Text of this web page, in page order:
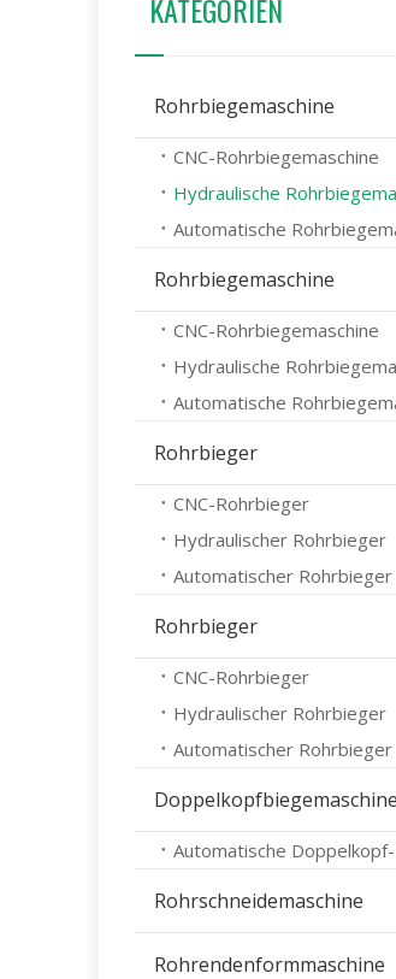
KATEGORIEN
Rohrbiegemaschine
CNC-Rohrbiegemaschine
Hydraulische
Automatische
Rohrbiegemaschine
CNC-Rohrbiegemaschine
Hydraulische
Automatische
Rohrbieger
CNC-Rohrbieger
Hydraulischer Rohrbieger
Automatischer Rohrbieger
Rohrbieger
CNC-Rohrbieger
Hydraulischer Rohrbieger
Automatischer Rohrbieger
Doppelkopfbiegemaschine
Rohrschneidemaschine
Rohrendenformmaschine